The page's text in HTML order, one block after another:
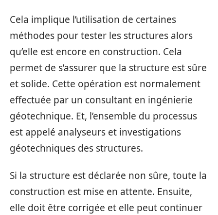
Cela implique l’utilisation de certaines
méthodes pour tester les structures alors
qu’elle est encore en construction. Cela
permet de s’assurer que la structure est sûre
et solide. Cette opération est normalement
effectuée par un consultant en ingénierie
géotechnique. Et, l’ensemble du processus
est appelé analyseurs et investigations
géotechniques des structures.
Si la structure est déclarée non sûre, toute la
construction est mise en attente. Ensuite,
elle doit être corrigée et elle peut continuer